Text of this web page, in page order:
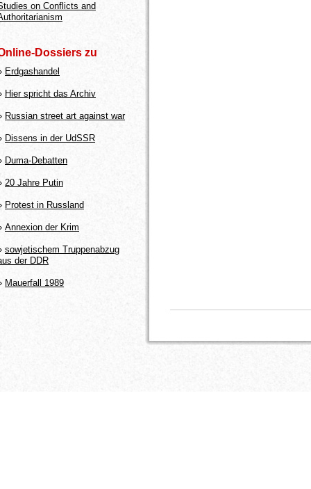
on Conflicts and
Dossiers zu
Erdgashandel
Hier spricht das Archiv
Russian street art against war
Dissens in der UdSSR
Duma-Debatten
20 Jahre Putin
Protest in Russland
Annexion der Krim
sowjetischem Truppenabzug
der DDR
Mauerfall 1989